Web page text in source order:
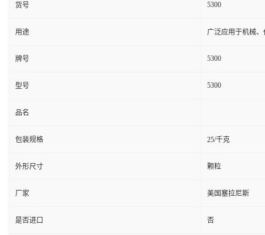
货号 5300
用途 广泛应用于机械、
牌号 5300
型号 5300
品名
包装规格 25/千克
外形尺寸 颗粒
厂家 美国塞拉尼斯
是否进口 否